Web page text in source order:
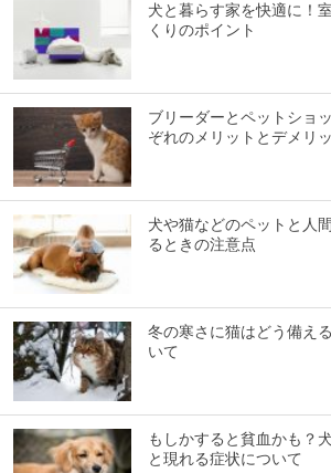
犬と暮らす家を快適に！
くりのポイント
ブリーダーとペットショ
ぞれのメリットとデメリ
犬や猫などのペットと人
るときの注意点
冬の寒さに猫はどう備え
いて
もしかすると貧血かも？
と現れる症状について